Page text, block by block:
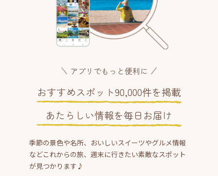
アプリでもっと便利に
おすすめスポット90,000件を掲載
あたらしい情報を毎日お届け
季節の景色や名所、おいしいスイーツやグルメ情報
などこれからの旅、週末に行きたい素敵なスポット
が見つかります♪